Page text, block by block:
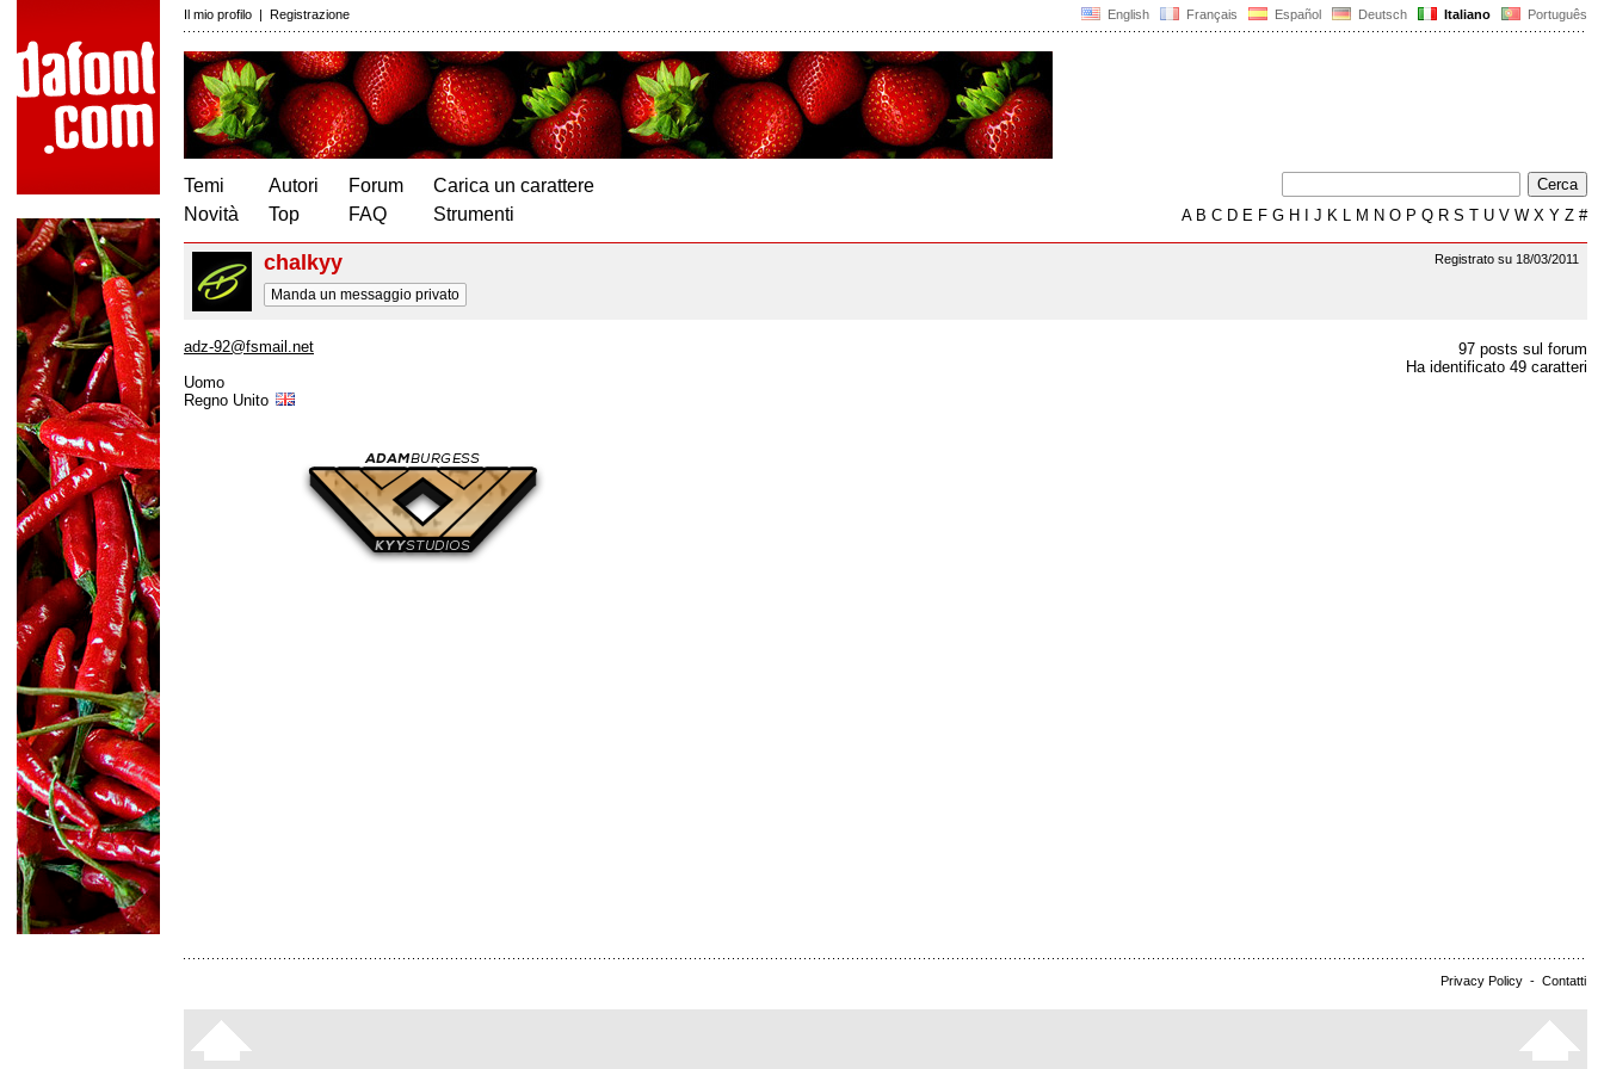
English Français Español Deutsch Italiano Português
Il mio profilo | Registrazione
Temi
Novità
Autori
Top
Forum
FAQ
Carica un carattere
Strumenti
AB C D E F G H J K L M N O P Q R S T U V W X Y Z #
Registrato su 18/03/2011
chalkyy
Manda un messaggio privato
97 posts sul forum
Ha identificato 49 caratteri
adz-92@fsmail.net
Uomo
Regno Unito
Privacy Policy - Contatti